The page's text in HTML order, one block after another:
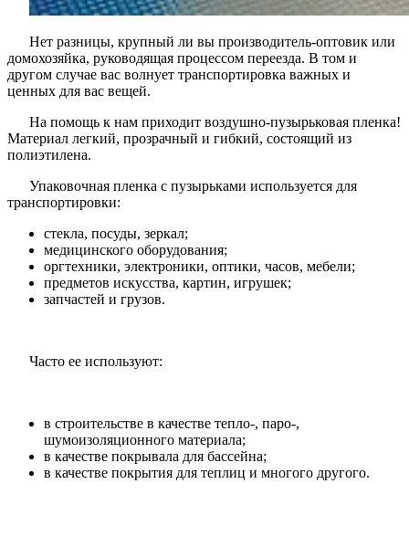
Нет разницы, крупный ли вы производитель-оптовик или
домохозяйка, руководящая процессом переезда. В том и
другом случае вас волнует транспортировка важных и
ценных для вас вещей.
На помощь к нам приходит воздушно-пузырьковая пленка!
Материал легкий, прозрачный и гибкий, состоящий из
полиэтилена.
Упаковочная пленка с пузырьками используется для
транспортировки:
стекла, посуды, зеркал;
медицинского оборудования;
оргтехники, электроники, оптики, часов, мебели;
предметов искусства, картин, игрушек;
запчастей и грузов.
Часто ее используют:
в строительстве в качестве тепло-, паро-,
шумоизоляционного материала;
в качестве покрывала для бассейна;
в качестве покрытия для теплиц и многого другого.